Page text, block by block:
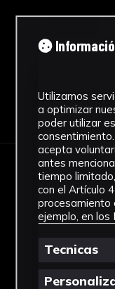
Utilizamos
a optimizar
poder utilizar
acepta
antes
tiempo
con el Artículo
procesamiento
ejemplo, en los
Tecnicas